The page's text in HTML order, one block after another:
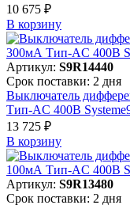
10 675 ₽
В корзинy
Артикул: S9R14440
Срок поставки: 2 дня
Выключатель
Тип-AC 400В
13 725 ₽
В корзинy
Артикул: S9R13480
Срок поставки: 2 дня